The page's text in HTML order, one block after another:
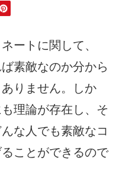
ートに関して、
素敵なのか分から
りません。しか
理論が存在し、そ
な人でも素敵なコ
ことができるので